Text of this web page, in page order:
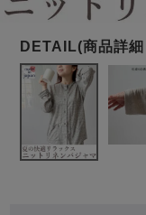
売れ筋ランキング
売れ筋ランキン
- Item Ranking
目的
すべてのメン
ズ
パジャマ